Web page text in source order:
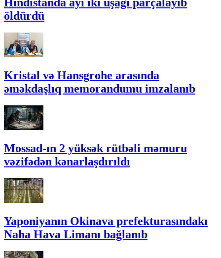
Hindistanda ayı iki uşağı parçalayıb
öldürdü
Kristal və Hansgrohe arasında
əməkdaşlıq memorandumu imzalanıb
Mossad-ın 2 yüksək rütbəli məmuru
vəzifədən kənarlaşdırıldı
Yaponiyanın Okinava prefekturasındakı
Naha Hava Limanı bağlanıb